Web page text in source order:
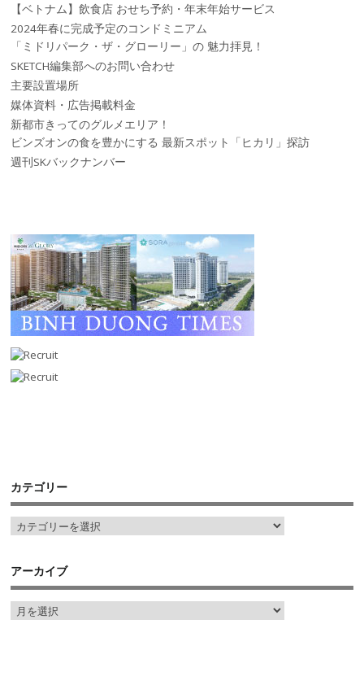
【ベトナム】飲食店 おせち予約・年末年始サービス
2024年春に完成予定のコンドミニアム
「ミドリパーク・ザ・グローリー」の 魅力拝見！
SKETCH編集部へのお問い合わせ
主要設置場所
媒体資料・広告掲載料金
新都市きってのグルメエリア！
ビンズオンの食を豊かにする 最新スポット「ヒカリ」探訪
週刊SKバックナンバー
カテゴリー
アーカイブ